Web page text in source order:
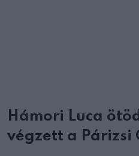
Hámori Luca
végzett a Párizsi